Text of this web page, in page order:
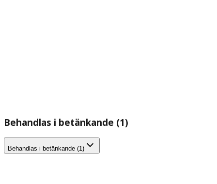
Behandlas i betänkande (1)
Behandlas i betänkande (1)